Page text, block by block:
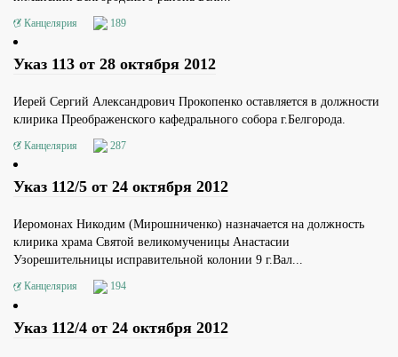
Канцелярия 189
Указ 113 от 28 октября 2012
Иерей Сергий Александрович Прокопенко оставляется в должности
клирика Преображенского кафедрального собора г.Белгорода.
Канцелярия 287
Указ 112/5 от 24 октября 2012
Иеромонах Никодим (Мирошниченко) назначается на должность
клирика храма Святой великомученицы Анастасии
Узорешительницы исправительной колонии 9 г.Вал...
Канцелярия 194
Указ 112/4 от 24 октября 2012